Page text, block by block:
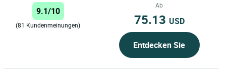
9.1/10
(81 Kundenmeinungen)
Ab
75.13 USD
Entdecken Sie